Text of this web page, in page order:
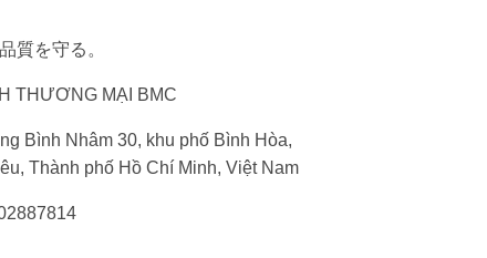
質を守る。
THƯƠNG MẠI BMC
Bình Nhâm 30, khu phố Bình Hòa,
Thành phố Hồ Chí Minh, Việt Nam